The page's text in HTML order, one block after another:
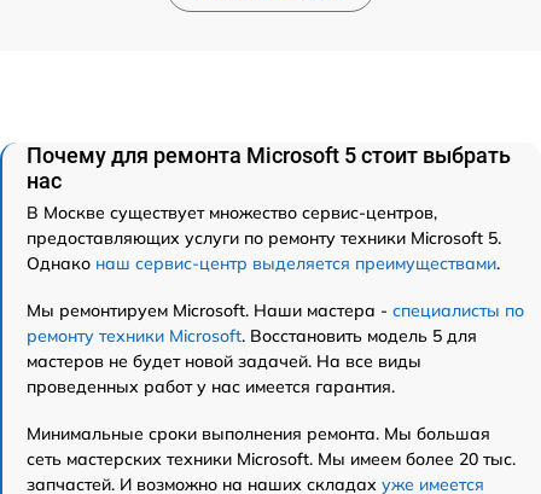
Почему для ремонта Microsoft 5 стоит выбрать
нас
В Москве существует множество сервис-центров,
предоставляющих услуги по ремонту техники Microsoft 5.
Однако наш сервис-центр выделяется преимуществами.
Мы ремонтируем Microsoft. Наши мастера - специалисты по
ремонту техники Microsoft. Восстановить модель 5 для
мастеров не будет новой задачей. На все виды
проведенных работ у нас имеется гарантия.
Минимальные сроки выполнения ремонта. Мы большая
сеть мастерских техники Microsoft. Мы имеем более 20 тыс.
запчастей. И возможно на наших складах уже имеется